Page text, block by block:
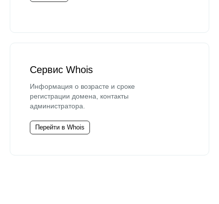
Сервис Whois
Информация о возрасте и сроке
регистрации домена, контакты
администратора.
Перейти в Whois